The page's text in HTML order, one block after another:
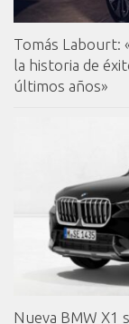
Tomás Labourt:
la historia de
últimos años»
Nueva BMW X1